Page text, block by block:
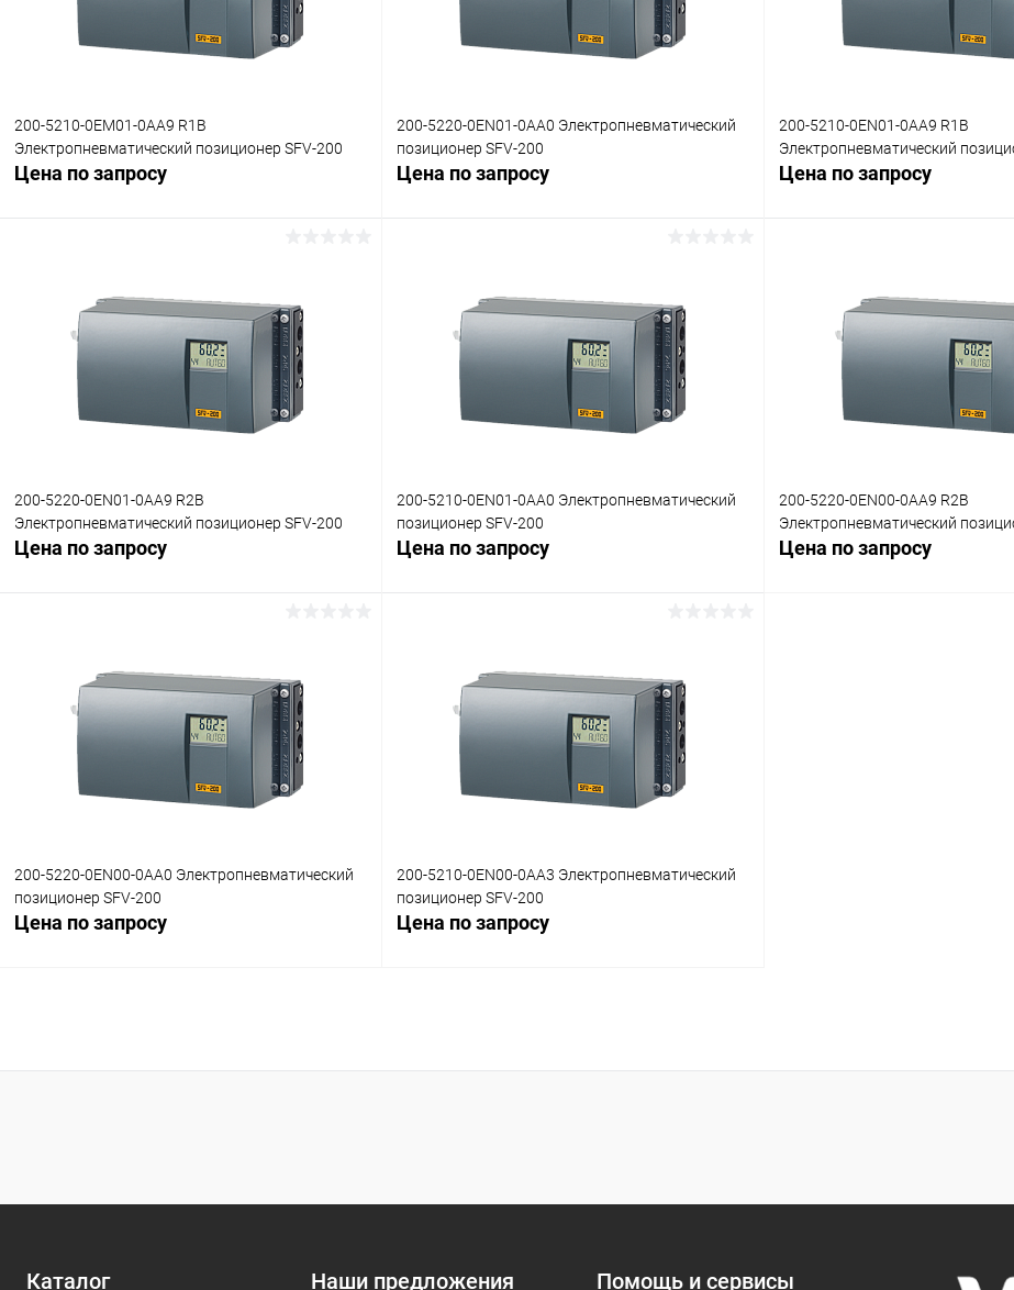
200-5210-0EM01-0AA9 R1B
Электропневматический позиционер SFV-200
Цена по запросу
Запросить цену
Купить в 1 клик Сравнение
В избранное Под заказ
200-5220-0EN01-0AA0 Электропневматический
позиционер SFV-200
Цена по запросу
Запросить цену
Купить в 1 клик Сравнение
В избранное Под заказ
200-5210-0EN01-0AA9 R1B
Электропневматический
Цена по запросу
Запросить
Купить в 1 клик
В избранное
200-5220-0EN01-0AA9 R2B
Электропневматический позиционер SFV-200
Цена по запросу
Запросить цену
Купить в 1 клик Сравнение
В избранное Под заказ
200-5210-0EN01-0AA0 Электропневматический
позиционер SFV-200
Цена по запросу
Запросить цену
Купить в 1 клик Сравнение
В избранное Под заказ
200-5220-0EN00-0AA9 R2B
Электропневматический
Цена по запросу
200-5220-0EN00-0AA0 Электропневматический
позиционер SFV-200
Цена по запросу
200-5210-0EN00-0AA3 Электропневматический
позиционер SFV-200
Цена по запросу
Каталог Наши предложения Помощь и сервисы